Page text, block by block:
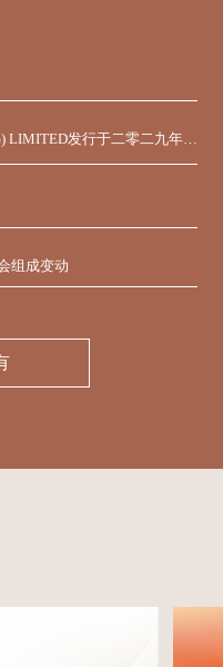
LIMITED发行于二零二九年到
意征求于届满期限前收到的
组成变动